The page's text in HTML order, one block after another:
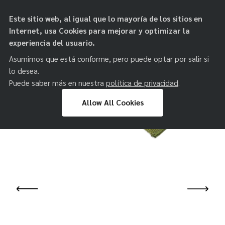
paz
Este sitio web, al igual que lo mayoría de los sitios en
Internet, usa Cookies para mejorar y optimizar la
experiencia del usuario.
Asumimos que está conforme, pero puede optar por salir si
lo desea.
Puede saber más en nuestra política de privacidad.
Allow All Cookies